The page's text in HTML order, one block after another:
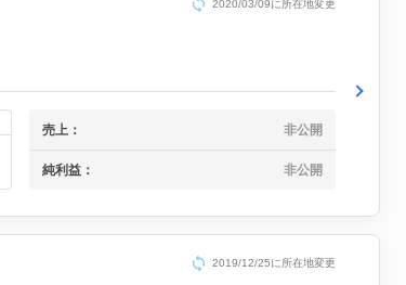
2020/03/09に所在地変更
売上： 非公開
純利益： 非公開
2019/12/25に所在地変更